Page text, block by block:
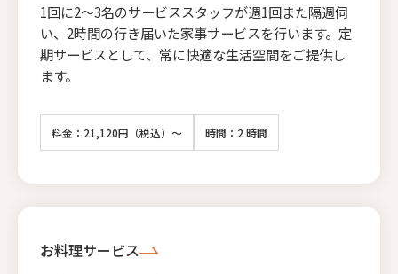
1回に2〜3名のサービススタッフが週1回また隔週伺
い、2時間の行き届いた家事サービスを行います。定
期サービスとして、常に快適な生活空間をご提供し
ます。
料金：21,120円（税込）～ 時間：2 時間
お料理サービス